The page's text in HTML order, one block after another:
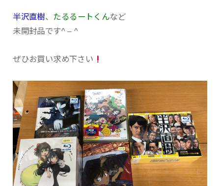
半沢直樹、 たるるートくんなど
未開封品です^ – ^
ぜひお買い求め下さい